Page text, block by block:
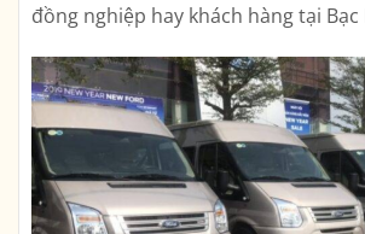
đồng nghiệp hay khách hàng tại Bạc